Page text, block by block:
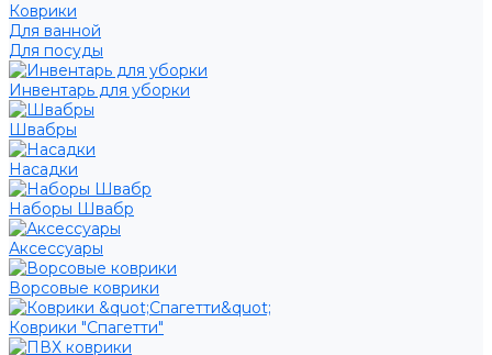
Коврики
Для ванной
Для посуды
Инвентарь для уборки
Швабры
Насадки
Наборы Швабр
Аксессуары
Ворсовые коврики
Коврики "Спагетти"